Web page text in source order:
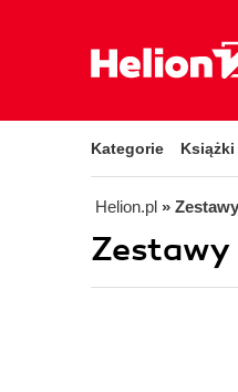
Kategorie Książki
Helion.pl »
Zestawy